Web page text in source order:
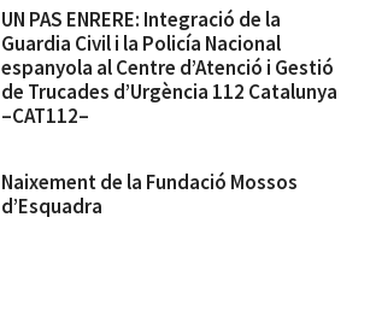
UN PAS ENRERE: Integració de la
Guardia Civil i la Policía Nacional
espanyola al Centre d’Atenció i Gestió
de Trucades d’Urgència 112 Catalunya
–CAT112–
Naixement de la Fundació Mossos
d’Esquadra